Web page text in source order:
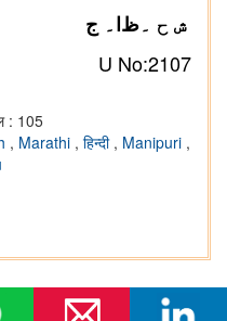
ش ح ۔ظ ا۔ ج
U No:2107
: 105
, Marathi , हिन्दी , Manipuri ,